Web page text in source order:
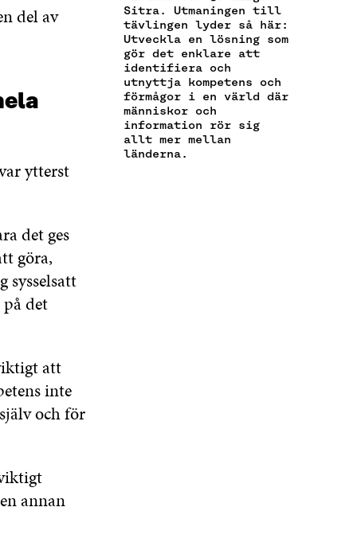
del av
ytterst
det ges
göra,
sysselsatt
det
att
inte
och för
annan
P
N
A
S
I
E
T
T
N
P
N
A
I
E
T
N
P
S
I
S
T
Ö
P
P
N
A
S
I
E
K
E
N
S
L
Ä
N
K
Sitra. Utmaningen till
tävlingen lyder så här:
Utveckla en lösning som
gör det enklare att
identifiera och
utnyttja kompetens och
förmågor i en värld där
människor och
information rör sig
allt mer mellan
länderna.